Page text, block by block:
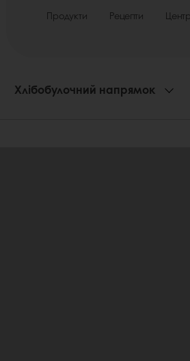
Продукти Рецепти
Хлібобулочний напрямок